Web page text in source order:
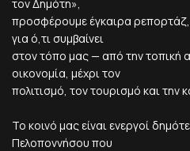
τον Δημότη»,
προσφέρουμε έγκαιρα
για ό,τι συμβαίνει
στον τόπο μας — από την τοπική
οικονομία, μέχρι τον
πολιτισμό, τον τουρισμό και την
Το κοινό μας είναι ενεργοί
Πελοποννήσου που